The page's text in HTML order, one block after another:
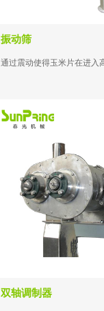
振动筛
双轴调制器